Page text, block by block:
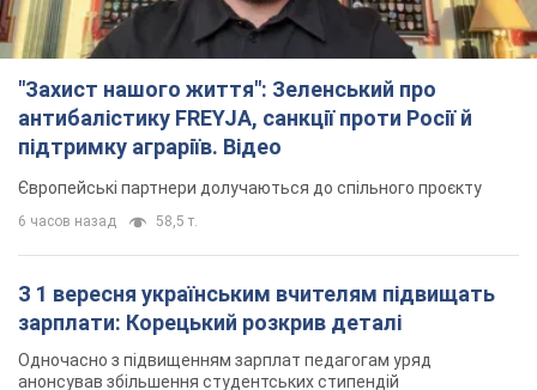
"Захист нашого життя": Зеленський про
антибалістику FREYJA, санкції проти Росії й
підтримку аграріїв. Відео
Європейські партнери долучаються до спільного проєкту
6 часов назад 58,5 т.
З 1 вересня українським вчителям підвищать
зарплати: Корецький розкрив деталі
Одночасно з підвищенням зарплат педагогам уряд
анонсував збільшення студентських стипендій